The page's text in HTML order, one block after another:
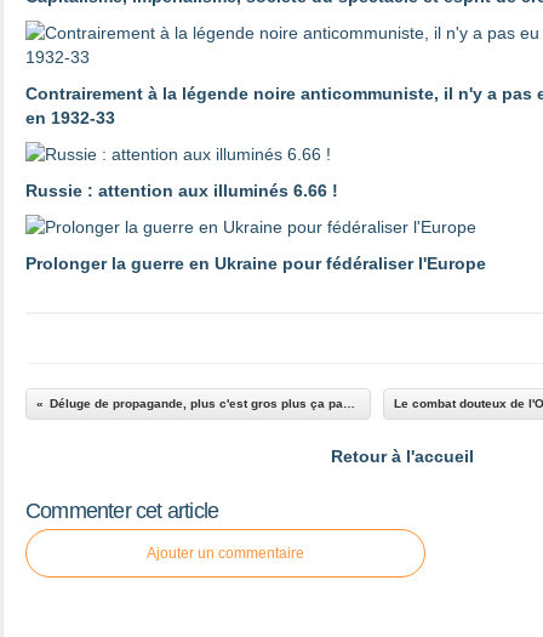
Contrairement à la légende noire anticommuniste, il n'y a pas
en 1932-33
Russie : attention aux illuminés 6.66 !
Prolonger la guerre en Ukraine pour fédéraliser l'Europe
Retour à l'accueil
Commenter cet article
Ajouter un commentaire